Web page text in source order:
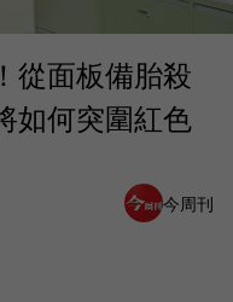
從面板備胎殺
如何突圍紅色
今周刊